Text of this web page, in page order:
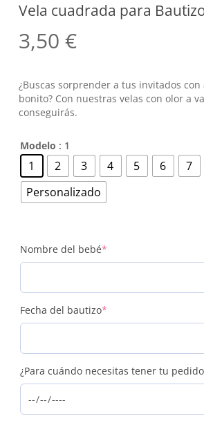
Vela cuadrada para
3,50 €
¿Buscas sorprender a tus invitados
bonito? Con nuestras velas con olor a
conseguirás.
Modelo : 1
1 2 3 4 5 6 7
Personalizado
Nombre del bebé*(required)
Fecha del bautizo*(required)
¿Para cuándo necesitas tener tu